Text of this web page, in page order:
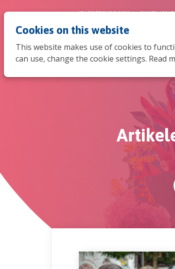
Cookies on this website
This website makes use of cookies to
can use, change the cookie settings.
JEUGDTRENDS 2026 SAMEN JONG